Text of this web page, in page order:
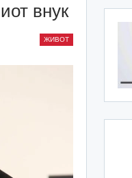
внук
ЖИВОТ